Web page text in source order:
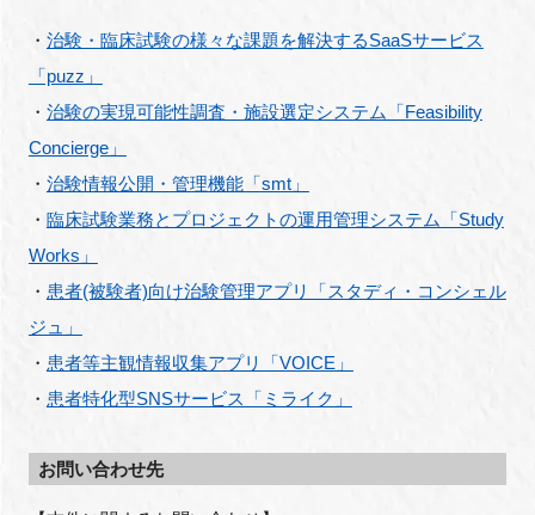
・ 治験・臨床試験の様々な課題を解決するSaaSサービス
「puzz」
・ 治験の実現可能性調査・施設選定システム「Feasibility
Concierge」
・ 治験情報公開・管理機能「smt」
・ 臨床試験業務とプロジェクトの運用管理システム「Study
Works」
・ 患者(被験者)向け治験管理アプリ「スタディ・コンシェル
ジュ」
・ 患者等主観情報収集アプリ「VOICE」
・ 患者特化型SNSサービス「ミライク」
お問い合わせ先